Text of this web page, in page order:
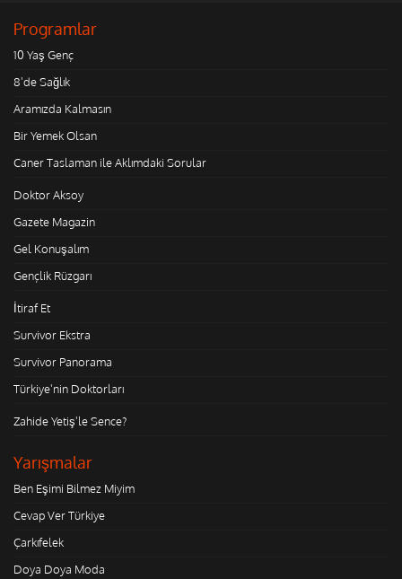
Programlar
10 Yaş Genç
8'de Sağlık
Aramızda Kalmasın
Bir Yemek Olsan
Caner Taslaman ile Aklımdaki Sorular
Doktor Aksoy
Gazete Magazin
Gel Konuşalım
Gençlik Rüzgarı
İtiraf Et
Survivor Ekstra
Survivor Panorama
Türkiye'nin Doktorları
Zahide Yetiş'le Sence?
Yarışmalar
Ben Eşimi Bilmez Miyim
Cevap Ver Türkiye
Çarkıfelek
Doya Doya Moda